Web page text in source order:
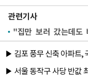
관련기사